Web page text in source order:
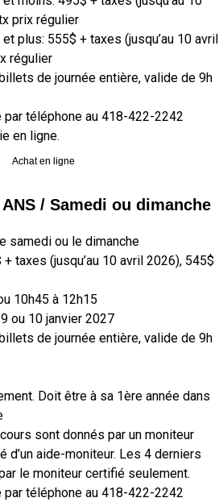
prix régulier
plus: 555$ + taxes (jusqu’au 10 avril
régulier
de journée entière, valide de 9h
par téléphone au 418-422-2242
en ligne.
Achat en ligne
/ Samedi ou dimanche
samedi ou le dimanche
taxes (jusqu’au 10 avril 2026), 545$
10h45 à 12h15
ou 10 janvier 2027
de journée entière, valide de 9h
Doit être à sa 1ère année dans
sont donnés par un moniteur
d’un aide-moniteur. Les 4 derniers
le moniteur certifié seulement.
par téléphone au 418-422-2242